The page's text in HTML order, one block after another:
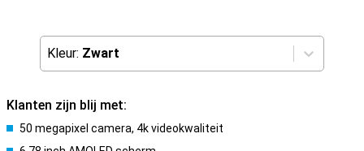
Kleur: Zwart
Klanten zijn blij met:
50 megapixel camera, 4k videokwaliteit